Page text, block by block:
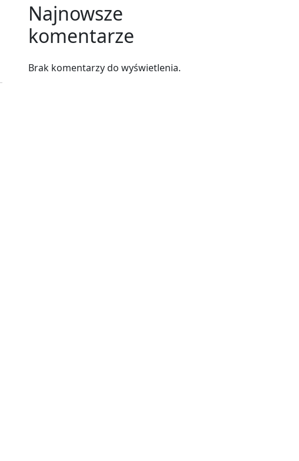
Najnowsze
komentarze
Brak komentarzy do wyświetlenia.